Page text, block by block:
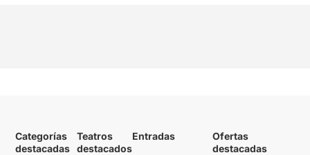
Categorías
destacadas
Teatros
destacados
Entradas
Ofertas
destacadas